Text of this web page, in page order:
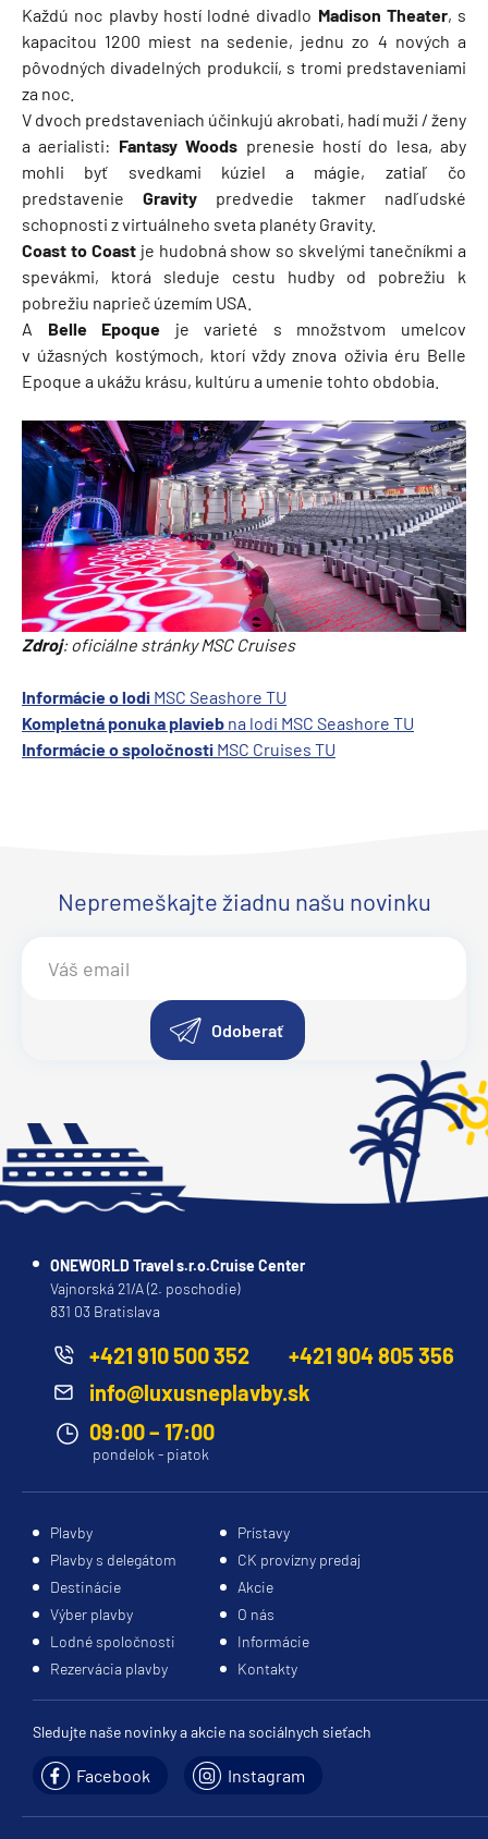
Každú noc plavby hostí lodné divadlo Madison Theater, s
kapacitou 1200 miest na sedenie, jednu zo 4 nových a
pôvodných divadelných produkcií, s tromi predstaveniami
za noc.
V dvoch predstaveniach účinkujú akrobati, hadí muži / ženy
a aerialisti: Fantasy Woods prenesie hostí do lesa, aby
mohli byť svedkami kúziel a mágie, zatiaľ čo
predstavenie Gravity predvedie takmer nadľudské
schopnosti z virtuálneho sveta planéty Gravity.
Coast to Coastje hudobná show so skvelými tanečníkmi a
spevákmi, ktorá sleduje cestu hudby od pobrežiu k
pobrežiu naprieč územím USA.
A Belle Epoque je varieté s množstvom umelcov
v úžasných kostýmoch, ktorí vždy znova oživia éru Belle
Epoque a ukážu krásu, kultúru a umenie tohto obdobia.
Zdroj: oficiálne stránky MSC Cruises
Informácie o lodi MSC Seashore TU
Kompletná ponuka plavieb na lodi MSC Seashore TU
Informácie o spoločnosti MSC Cruises TU
Nepremeškajte žiadnu našu novinku
Odoberať
ONEWORLD Travel s.r.o.Cruise Center
Vajnorská 21/A (2. poschodie)
831 03 Bratislava
+421 910 500 352
+421 904 805 356
info@luxusneplavby.sk
09:00 – 17:00
pondelok - piatok
Plavby
Prístavy
Plavby s delegátom
CK provízny predaj
Destinácie
Akcie
Výber plavby
O nás
Lodné spoločnosti
Informácie
Rezervácia plavby
Kontakty
Sledujte naše novinky a akcie na sociálnych sieťach
Facebook Instagram